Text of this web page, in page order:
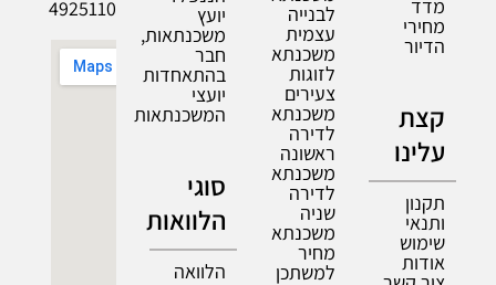
מדד
מחירי
הדיור
קצת
עלינו
תקנון
ותנאי
שימוש
אודות
לבנייה
עצמית
משכנתא
לזוגות
צעירים
משכנתא
לדירה
ראשונה
משכנתא
לדירה
שניה
משכנתא
מחיר
למשתכן
יועץ
משכנתאות,
חבר
בהתאחדות
יועצי
המשכנתאות
סוגי
הלוואות
הלוואה
4925110